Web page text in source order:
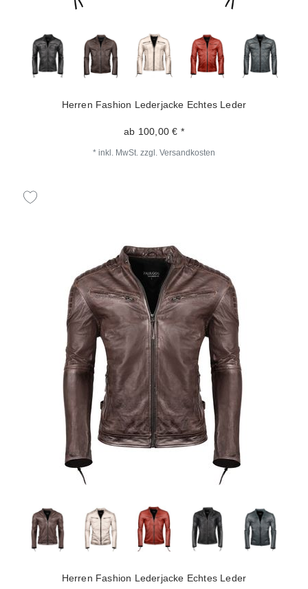
Herren Fashion Lederjacke Echtes Leder
ab 100,00 € *
* inkl. MwSt. zzgl. Versandkosten
Herren Fashion Lederjacke Echtes Leder